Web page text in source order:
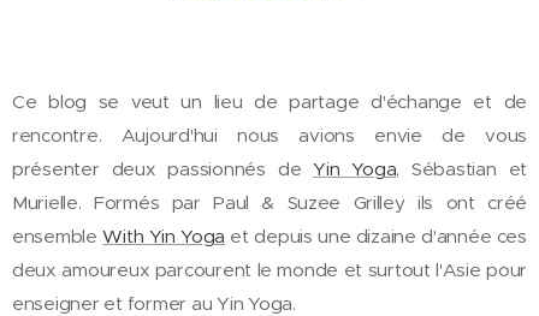
Ce blog se veut un lieu de partage d'échange et de
rencontre. Aujourd'hui nous avions envie de vous
présenter deux passionnés deYin Yoga, Sébastian et
Murielle. Formés par Paul & Suzee Grilley ils ont créé
ensembleWith Yin Yoga et depuis une dizaine d'année ces
deux amoureux parcourent le monde et surtout l'Asie pour
enseigner et former au Yin Yoga.